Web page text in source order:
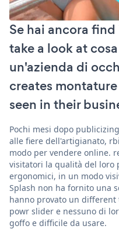
Se hai ancora
take a look at
un'azienda di
creates
seen in their
Pochi mesi dopo
alle fiere dell'artigianato,
modo per vendere online.
visitatori la qualità del loro
ergonomici, in un modo
Splash non ha fornito una
hanno provato un
powr slider e nessuno di
goffo e difficile da usare.